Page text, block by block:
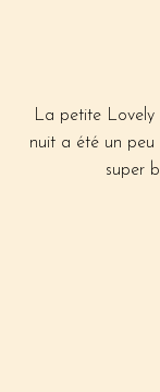
La petite Lovely
nuit a été un peu
super